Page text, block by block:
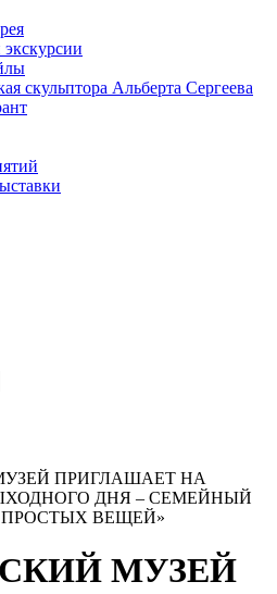
скульптора Альберта Сергеева
ПРИГЛАШАЕТ НА
ДНЯ – СЕМЕЙНЫЙ
ВЕЩЕЙ»
МУЗЕЙ